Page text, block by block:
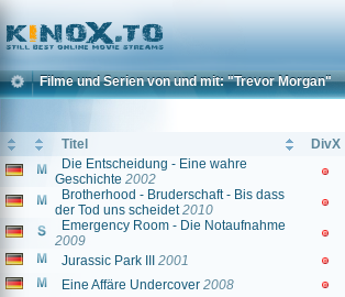
Home
Filme und Serien von und mit: "Trevor Morgan"
Titel DivX
Die Entscheidung - Eine wahre
Geschichte 2002
Brotherhood - Bruderschaft - Bis dass
der Tod uns scheidet 2010
Emergency Room - Die Notaufnahme
2009
Jurassic Park III
2001
Eine Affäre Undercover 2008